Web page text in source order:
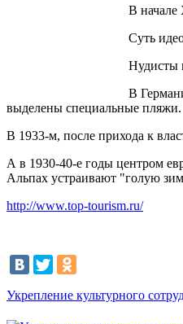
В начале
Суть
Нудисты
В
выделены специальные пляжи.
В 1933-м, после прихода к
А в 1930-40-е годы центром
Альпах устраивают "голую
http://www.top-tourism.ru/
Укрепление культурного